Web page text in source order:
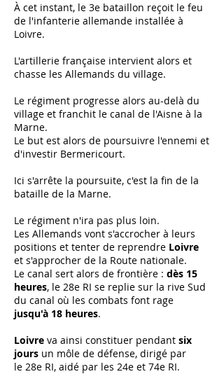
À cet instant, le 3e bataillon reçoit le feu
de l'infanterie allemande installée à
Loivre.
L'artillerie française intervient alors et
chasse les Allemands du village.
Le régiment progresse alors au-delà du
village et franchit le canal de l'Aisne à la
Marne.
Le but est alors de poursuivre l'ennemi et
d'investir Bermericourt.
Ici s'arrête la poursuite, c'est la fin de la
bataille de la Marne.
Le régiment n'ira pas plus loin.
Les Allemands vont s'accrocher à leurs
positions et tenter de reprendre Loivre
et s'approcher de la Route nationale.
Le canal sert alors de frontière : dès 15
heures, le 28e RI se replie sur la rive Sud
du canal où les combats font rage
jusqu'à 18 heures.
Loivre va ainsi constituer pendant six
jours un môle de défense, dirigé par
le 28e RI, aidé par les 24e et 74e RI.